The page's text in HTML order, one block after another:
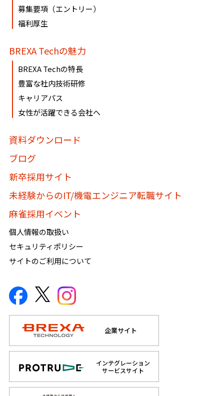
募集要項（エントリー）
福利厚生
BREXA Techの魅力
BREXA Techの特長
豊富な社内技術研修
キャリアパス
女性が活躍できる会社へ
資料ダウンロード
ブログ
新卒採用サイト
未経験からのIT/機電エンジニア転職サイト
麻雀採用イベント
個人情報の取扱い
セキュリティポリシー
サイトのご利用について
企業サイト
インテグレーション
サービスサイト